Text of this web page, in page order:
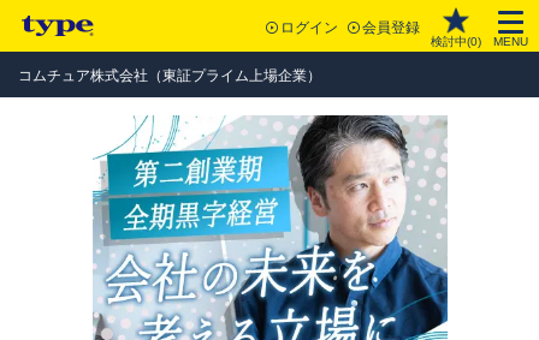
ログイン 会員登録
検討中(0) MENU
コムチュア株式会社（東証プライム上場企業）